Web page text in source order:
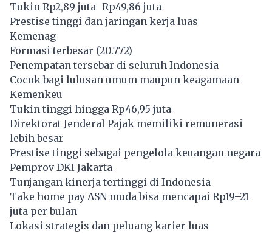
Tukin Rp2,89 juta–Rp49,86 juta
Prestise tinggi dan jaringan kerja luas
Kemenag
Formasi terbesar (20.772)
Penempatan tersebar di seluruh Indonesia
Cocok bagi lulusan umum maupun keagamaan
Kemenkeu
Tukin tinggi hingga Rp46,95 juta
Direktorat Jenderal Pajak memiliki remunerasi
lebih besar
Prestise tinggi sebagai pengelola keuangan negara
Pemprov DKI Jakarta
Tunjangan kinerja tertinggi di Indonesia
Take home pay ASN muda bisa mencapai Rp19–21
juta per bulan
Lokasi strategis dan peluang karier luas